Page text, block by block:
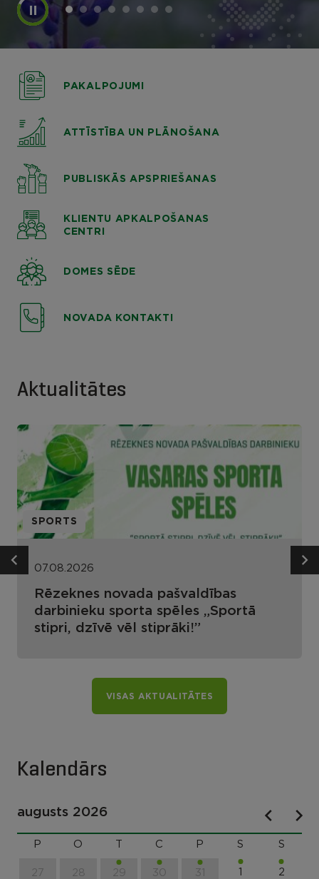
PAKALPOJUMI
ATTĪSTĪBA UN PLĀNOŠANA
PUBLISKĀS APSPRIEŠANAS
KLIENTU APKALPOŠANAS
CENTRI
DOMES SĒDE
NOVADA KONTAKTI
Aktualitātes
SPORTS
07.08.2026
Rēzeknes novada pašvaldības
darbinieku sporta spēles „Sportā
stipri, dzīvē vēl stiprāki!”
VISAS AKTUALITĀTES
Kalendārs
augusts 2026
P O C P S S
27 28 29 30 31 1 2